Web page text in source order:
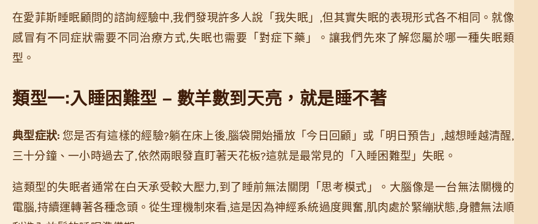
在愛菲斯睡眠顧問的諮詢經驗中,我們發現許多人說「我失眠」,但其實失眠的表現形式各不相同。就像
感冒有不同症狀需要不同治療方式,失眠也需要「對症下藥」。讓我們先來了解您屬於哪一種失眠類
型。
類型一:入睡困難型 – 數羊數到天亮，就是睡不著
典型症狀: 您是否有這樣的經驗?躺在床上後,腦袋開始播放「今日回顧」或「明日預告」,越想睡越清醒,
三十分鐘、一小時過去了,依然兩眼發直盯著天花板?這就是最常見的「入睡困難型」失眠。
這類型的失眠者通常在白天承受較大壓力,到了睡前無法關閉「思考模式」。大腦像是一台無法關機的
電腦,持續運轉著各種念頭。從生理機制來看,這是因為神經系統過度興奮,肌肉處於緊繃狀態,身體無法順